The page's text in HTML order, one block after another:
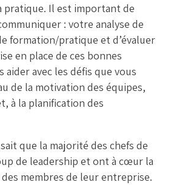
pratique. Il est important de
: votre analyse de
formation/pratique et d’évaluer
en place de ces bonnes
avec les défis que vous
de la motivation des équipes,
à la planification des
que la majorité des chefs de
de leadership et ont à cœur la
membres de leur entreprise.